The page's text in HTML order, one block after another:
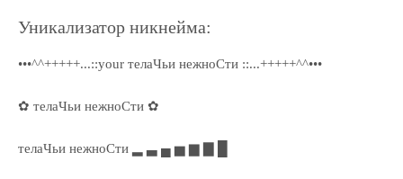
Уникализатор никнейма:
•••^^+++++...::your телаЧьи нежноСти ::...+++++^^•••
✿ телаЧьи нежноСти ✿
телаЧьи нежноСти ▂ ▃ ▄ ▅ ▆ ▇ █